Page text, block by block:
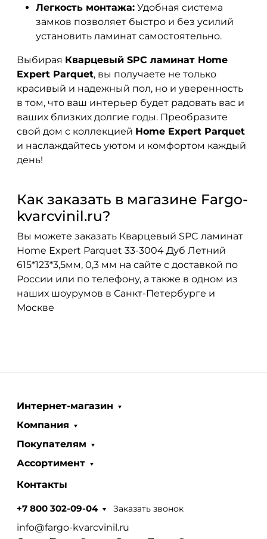
Легкость монтажа: Удобная система
замков позволяет быстро и без усилий
установить ламинат самостоятельно.
Выбирая Кварцевый SPC ламинат Home
Expert Parquet, вы получаете не только
красивый и надежный пол, но и уверенность
в том, что ваш интерьер будет радовать вас и
ваших близких долгие годы. Преобразите
свой дом с коллекцией Home Expert Parquet
и наслаждайтесь уютом и комфортом каждый
день!
Как заказать в магазине Fargo-
kvarcvinil.ru?
Вы можете заказать Кварцевый SPC ламинат
Home Expert Parquet 33-3004 Дуб Летний
615*123*3,5мм, 0,3 мм на сайте с доставкой по
России или по телефону, а также в одном из
наших шоурумов в Санкт-Петербурге и
Москве
Интернет-магазин
Компания
Покупателям
Ассортимент
Контакты
+7 800 302-09-04 Заказать звонок
info@fargo-kvarcvinil.ru